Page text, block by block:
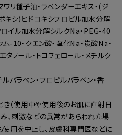
ワリ種子油・ラベンダーエキス・(ジ
キシ)ヒドロキシプロピル加水分解
ロイル加水分解シルクNa・PEG-40
-10・クエン酸・塩化Na・炭酸Na・
タノール・トコフェロール・メチルク
ルパラベン・プロピルパラベン・香
（使用中や使用後のお肌に直射日
み、刺激などの異常があらわれた場
使用を中止し、皮膚科専門医などに